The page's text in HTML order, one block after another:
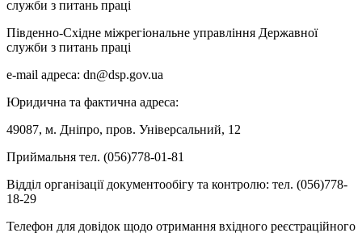
Південно-Східне міжрегіональне управління Державної
служби з питань праці
e-mail адреса: dn@dsp.gov.ua
Юридична та фактична адреса:
49087, м. Дніпро, пров. Універсальний, 12
Приймальня тел. (056)778-01-81
Відділ організації документообігу та контролю: тел. (056)778-
18-29
Телефон для довідок щодо отримання вхідного реєстраційного